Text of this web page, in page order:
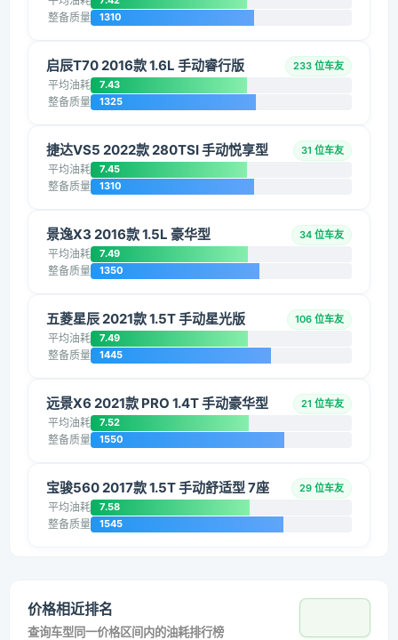
整备质量 1310
启辰T70 2016款 1.6L 手动睿行版 233 位车友
平均油耗 7.43
整备质量 1325
捷达VS5 2022款 280TSI 手动悦享型 31 位车友
平均油耗 7.45
整备质量 1310
景逸X3 2016款 1.5L 豪华型 34 位车友
平均油耗 7.49
整备质量 1350
五菱星辰 2021款 1.5T 手动星光版 106 位车友
平均油耗 7.49
整备质量 1445
远景X6 2021款 PRO 1.4T 手动豪华型 21 位车友
平均油耗 7.52
整备质量 1550
宝骏560 2017款 1.5T 手动舒适型 7座 29 位车友
平均油耗 7.58
整备质量 1545
价格相近排名
查询车型同一价格区间内的油耗排行榜